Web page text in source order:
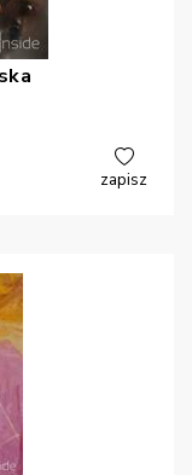
zapisz